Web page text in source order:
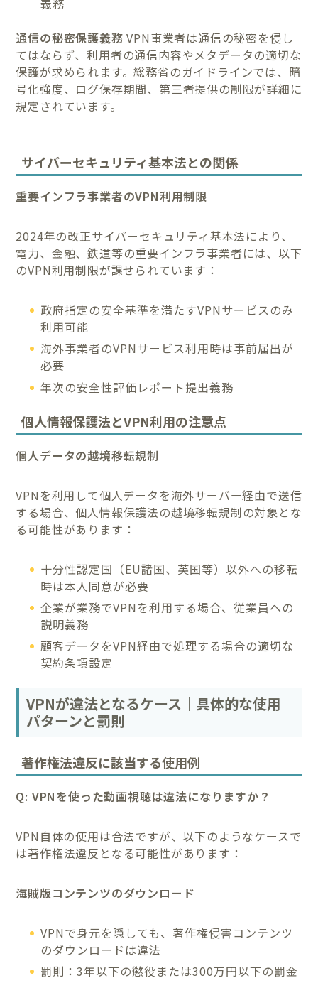
義務
通信の秘密保護義務 VPN事業者は通信の秘密を侵し
てはならず、利用者の通信内容やメタデータの適切な
保護が求められます。総務省のガイドラインでは、暗
号化強度、ログ保存期間、第三者提供の制限が詳細に
規定されています。
サイバーセキュリティ基本法との関係
重要インフラ事業者のVPN利用制限
2024年の改正サイバーセキュリティ基本法により、
電力、金融、鉄道等の重要インフラ事業者には、以下
のVPN利用制限が課せられています：
政府指定の安全基準を満たすVPNサービスのみ
利用可能
海外事業者のVPNサービス利用時は事前届出が
必要
年次の安全性評価レポート提出義務
個人情報保護法とVPN利用の注意点
個人データの越境移転規制
VPNを利用して個人データを海外サーバー経由で送信
する場合、個人情報保護法の越境移転規制の対象とな
る可能性があります：
十分性認定国（EU諸国、英国等）以外への移転
時は本人同意が必要
企業が業務でVPNを利用する場合、従業員への
説明義務
顧客データをVPN経由で処理する場合の適切な
契約条項設定
VPNが違法となるケース｜具体的な使用
パターンと罰則
著作権法違反に該当する使用例
Q: VPNを使った動画視聴は違法になりますか？
VPN自体の使用は合法ですが、以下のようなケースで
は著作権法違反となる可能性があります：
海賊版コンテンツのダウンロード
VPNで身元を隠しても、著作権侵害コンテンツ
のダウンロードは違法
罰則：3年以下の懲役または300万円以下の罰金